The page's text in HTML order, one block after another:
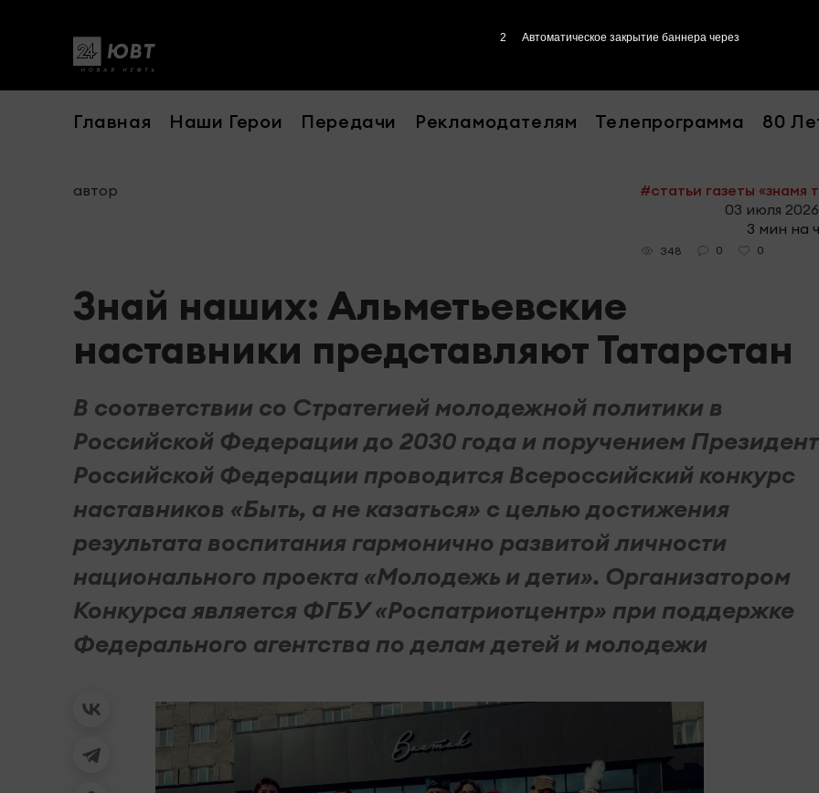
Главная Наши Герои Передачи Рекламодателям Телепрограмма 80
автор
#статьи газеты «знамя
03 июля
3 мин на
348 0 0
Знай наших: Альметьевские
наставники представляют Татарстан
В соответствии со Стратегией молодежной политики в
Российской Федерации до 2030 года и поручением
Российской Федерации проводится Всероссийский конкурс
наставников «Быть, а не казаться» с целью достижения
результата воспитания гармонично развитой личности
национального проекта «Молодежь и дети». Организатором
Конкурса является ФГБУ «Роспатриотцентр» при поддержке
Федерального агентства по делам детей и молодежи
1 Автоматическое закрытие баннера через